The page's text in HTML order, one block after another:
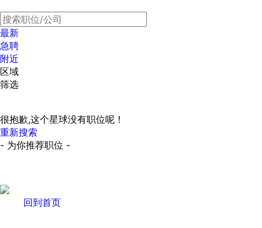
最新
急聘
附近
区域
筛选
很抱歉,这个星球没有职位呢！
重新搜索
- 为你推荐职位 -
回到首页